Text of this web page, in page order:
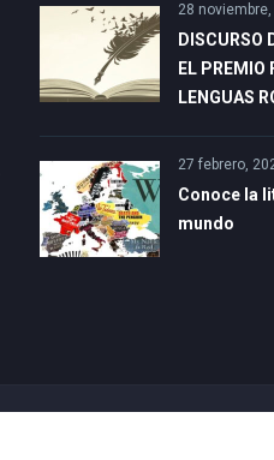
28
DISCURSO
EL PREMIO
LENGUAS
27 febrero,
Conoce la
mundo